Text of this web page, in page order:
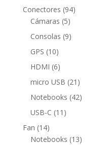
productos
Conectores 9494
Cámaras 55
productos
Consolas 99
GPS 1010
productos
HDMI 66
productos
micro USB 21 21
productos
Notebooks 4242
USB-C 11 11
Fan 1414
productos
Notebooks 1313